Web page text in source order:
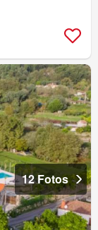
12 Fotos